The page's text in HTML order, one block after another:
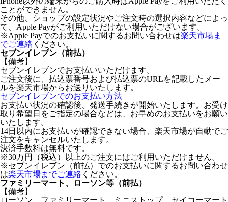
ことができません。
その他、ショップの設定状況やご注文時の選択内容などによっ
て、Apple Payがご利用いただけない場合がございます。
※Apple Payでのお支払いに関するお問い合わせは楽天市場ま
でご連絡 ください。
セブンイレブン（前払）
【備考】
セブンイレブンでお支払いいただけます。
ご注文後に、払込票番号および払込票のURLを記載したメー
ルを楽天市場からお送りいたします。
セブンイレブンでのお支払い方法
お支払い状況の確認後、発送手続きが開始いたします。お受け
取り希望日をご指定の場合などは、お早めのお支払いをお願い
いたします。
14日以内にお支払いが確認できない場合、楽天市場が自動でご
注文をキャンセルいたします。
決済手数料は無料です。
※30万円（税込）以上のご注文にはご利用いただけません。
※セブンイレブン（前払）でのお支払いに関するお問い合わせ
は楽天市場までご連絡 ください。
ファミリーマート、ローソン等（前払）
【備考】